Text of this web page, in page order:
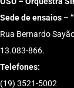
Sede de ensaios –
Rua Bernardo
13.083-866.
Telefones:
(19) 3521-5002